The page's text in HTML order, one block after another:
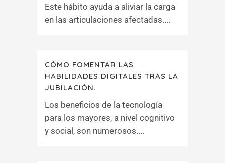
Este hábito ayuda a aliviar la carga
en las articulaciones afectadas....
CÓMO FOMENTAR LAS
HABILIDADES DIGITALES TRAS LA
JUBILACIÓN.
Los beneficios de la tecnología
para los mayores, a nivel cognitivo
y social, son numerosos....